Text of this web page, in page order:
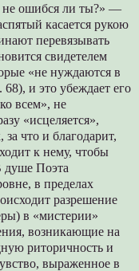
ошибся ли ты?» —
касается рукою
перевязывать
свидетелем
«не нуждаются в
и это убеждает его
всем», не
«исцеляется»,
что и благодарит,
к нему, чтобы
душе Поэта
в пределах
разрешение
в «мистерии»
возникающие на
риторичность и
выраженное в